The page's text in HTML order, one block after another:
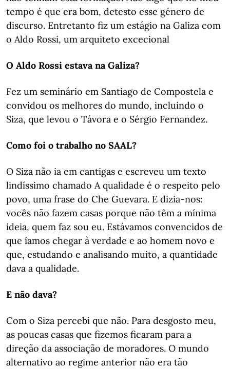
tempo é que era bom, detesto esse género de
discurso. Entretanto fiz um estágio na Galiza com
o Aldo Rossi, um arquiteto excecional
O Aldo Rossi estava na Galiza?
Fez um seminário em Santiago de Compostela e
convidou os melhores do mundo, incluindo o
Siza, que levou o Távora e o Sérgio Fernandez.
Como foi o trabalho no SAAL?
O Siza não ia em cantigas e escreveu um texto
lindíssimo chamado A qualidade é o respeito pelo
povo, uma frase do Che Guevara. E dizia-nos:
vocês não fazem casas porque não têm a mínima
ideia, quem faz sou eu. Estávamos convencidos de
que íamos chegar à verdade e ao homem novo e
que, estudando e analisando muito, a quantidade
dava a qualidade.
E não dava?
Com o Siza percebi que não. Para desgosto meu,
as poucas casas que fizemos ficaram para a
direção da associação de moradores. O mundo
alternativo ao regime anterior não era tão